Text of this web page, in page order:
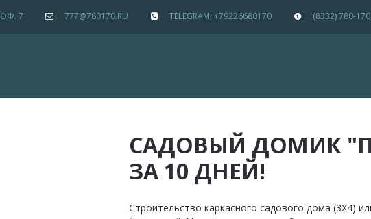
ОФ. 7 777@780170.RU TELEGRAM: +79226680170 (8332) 780-170
САДОВЫЙ ДОМИК
ЗА 10 ДНЕЙ!
Строительство каркасного садового дома (3Х4)